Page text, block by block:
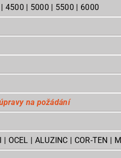
4500 | 5000 | 5500 | 6000
na požádání
OCEL | ALUZINC | COR-TEN |